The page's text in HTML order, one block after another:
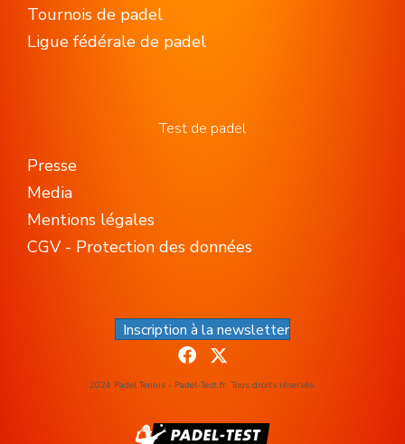
Tournois de padel
Ligue fédérale de padel
Test de padel
Presse
Media
Mentions légales
CGV - Protection des données
Inscription à la newsletter
2024 Padel Tennis - Padel-Test.fr. Tous droits réservés.